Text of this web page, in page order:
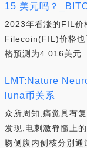
15 美元吗？
2023年看涨的FIL价
Filecoin(FIL)价格也
格预测为4.016美元.
LMT:Nature
luna币关系
众所周知,痛觉具有
发现,电刺激脊髓上
吻侧腹内侧核分别